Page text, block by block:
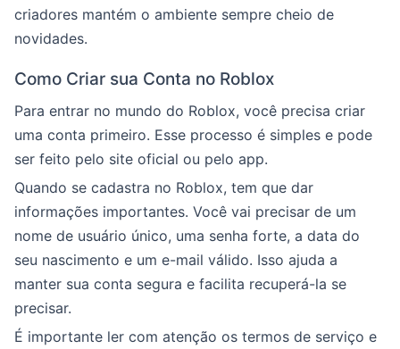
criadores mantém o ambiente sempre cheio de
novidades.
Como Criar sua Conta no Roblox
Para entrar no mundo do Roblox, você precisa criar
uma conta primeiro. Esse processo é simples e pode
ser feito pelo site oficial ou pelo app.
Quando se cadastra no Roblox, tem que dar
informações importantes. Você vai precisar de um
nome de usuário único, uma senha forte, a data do
seu nascimento e um e-mail válido. Isso ajuda a
manter sua conta segura e facilita recuperá-la se
precisar.
É importante ler com atenção os termos de serviço e